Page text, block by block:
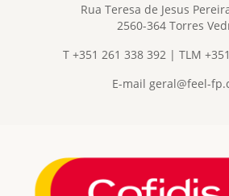
Rua Teresa de Jesus
2560-364 Torres
T +351 261 338 392 | TLM
E-mailgeral@feel-